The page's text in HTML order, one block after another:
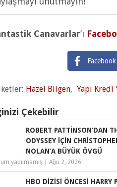
Canavarlar’ı
Facebook
Hazel Bilgen, Yapı Kredi
Çekebilir
ROBERT PATTINSON’DAN
ODYSSEY IÇIN
NOLAN’A BÜYÜK ÖVGÜ
yapılmamış Ağu 2, 2026
HBO DIZISI ÖNCESI HARRY